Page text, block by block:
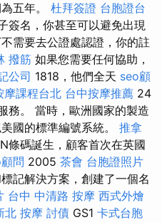
五年。 杜拜簽證 台胞證台
簽名，你甚至可以避免出現
需要去公證處認證，你的註
撥筋 如果您需要任何協助，
公司 1818，他們全天 seo顧
摩課程台北 台中按摩推薦 24
務。 當時，歐洲國家的製造
國的標準編號系統。 推拿
條碼誕生，顧客首次在英國
問 2005 茶會 台胞證照片
記解決方案，創建了一個名
台中 中清路 按摩 西式外燴
北 按摩 討債 GS1 卡式台胞